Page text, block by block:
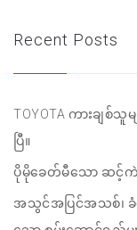
Recent Posts
TOYOTA ကားချစ်သူ
ပြီ။
ပိုမိုခေတ်မီသော ဆင့်ကဲပ
အသွင်အပြင်အသစ်၊